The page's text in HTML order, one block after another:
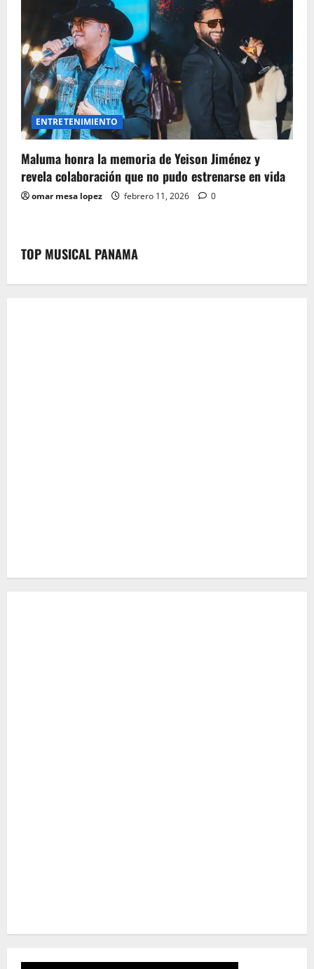
ENTRETENIMIENTO
Maluma honra la memoria de Yeison Jiménez y
revela colaboración que no pudo estrenarse en vida
omar mesa lopez febrero 11, 2026 0
TOP MUSICAL PANAMA